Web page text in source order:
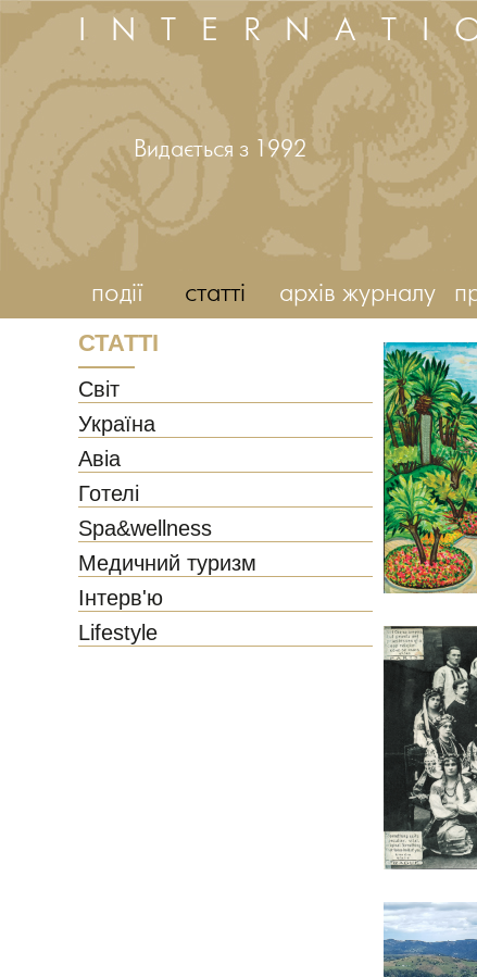
Видається з 1992
події статті архів журналу
СТАТТІ
Світ
Україна
Авіа
Готелі
Spa&wellness
Медичний туризм
Інтерв'ю
Lifestyle